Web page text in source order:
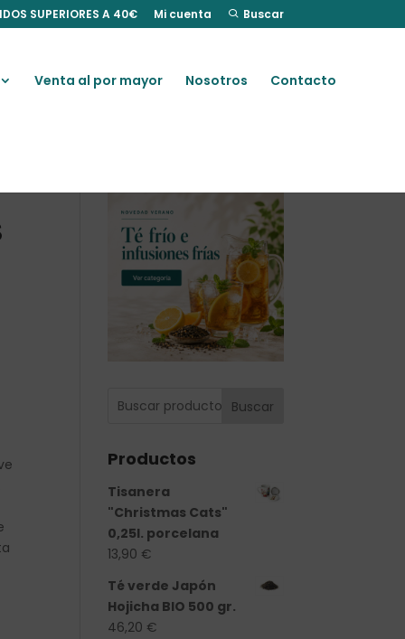
SUPERIORES A 40€ Mi cuenta Buscar
Venta al por mayor Nosotros Contacto
Buscar
Productos
Tisanera
"Christmas Cats"
0,25l. porcelana
13,90 €
Té verde Japón
Hojicha BIO 500 gr.
46,20 €